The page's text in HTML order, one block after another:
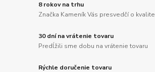
8 rokov na trhu
Značka Kameník Vás presvedčí o kvalite
30 dní na vrátenie tovaru
Predĺžili sme dobu na vrátenie tovaru
Rýchle doručenie tovaru